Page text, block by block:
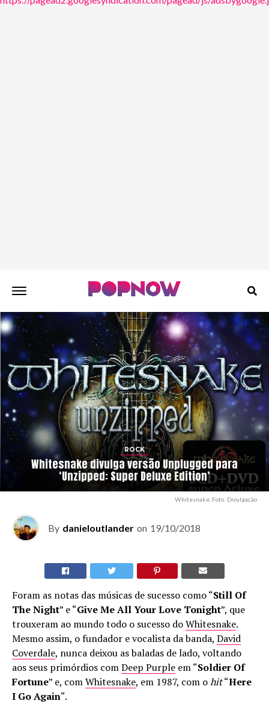
ROCK
Whitesnake divulga versão Unplugged para
‘Unzipped: Super Deluxe Edition’
Whitesnake. Foto: Divulgação
By danieloutlander on 19/10/2018
Foram as notas das músicas de sucesso como “Still Of
The Night” e “Give Me All Your Love Tonight”, que
trouxeram ao mundo todo o sucesso doWhitesnake.
Mesmo assim, o fundador e vocalista da banda, David
Coverdale, nunca deixou as baladas de lado, voltando
aos seus primórdios comDeep Purple em “Soldier Of
Fortune” e, comWhitesnake, em 1987, com ohit“Here
I Go Again“.